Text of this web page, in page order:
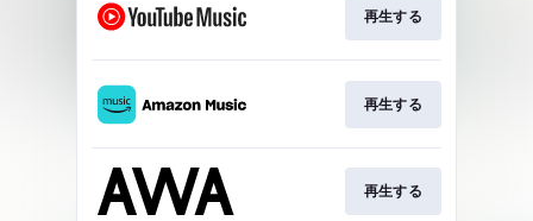
再生する
再生する
再生する